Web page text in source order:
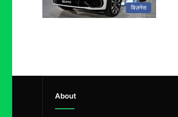
बिज़नेस
About